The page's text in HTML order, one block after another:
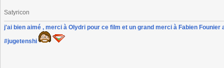
Satyricon
j'ai bien aimé , merci à Olydri pour ce film et un grand merci à Fabien
#jugetenshi